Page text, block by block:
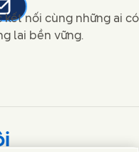
Facebook
on X
page on Linked In
this page on E-mail
nối cùng những ai có
lai bền vững.
on LinkedIn